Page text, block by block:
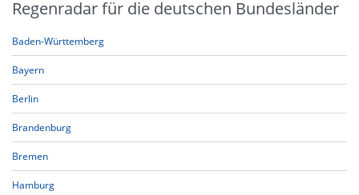
Regenradar für die deutschen Bundesländer
Baden-Württemberg
Bayern
Berlin
Brandenburg
Bremen
Hamburg